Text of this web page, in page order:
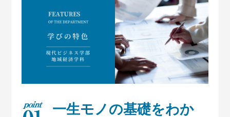
一生モノの基礎をわか